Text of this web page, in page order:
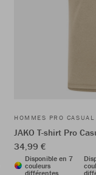
HOMMES PRO CASUAL
JAKO T-shirt Pro
34,99 €
Disponible en 7
couleurs
différentes